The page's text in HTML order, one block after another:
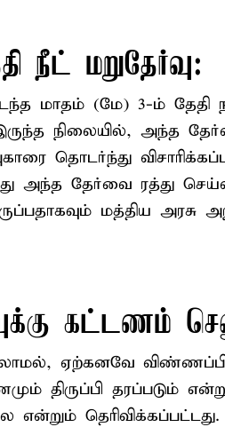
நீட் மறுதேர்வு:
மாதம் (மே) 3-ம் தேதி
நிலையில், அந்த
தொடர்ந்து
அந்த தேர்வை ரத்து
மத்திய அரசு
கட்டணம்
ஏற்கனவே
திருப்பி தரப்படும்
தெரிவிக்கப்பட்டது.